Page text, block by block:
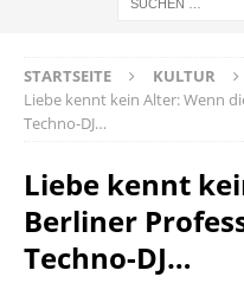
STARTSEITE KULTUR
Liebe kennt kein Alter: Wenn
Techno-DJ…
Liebe kennt
Berliner
Techno-DJ…